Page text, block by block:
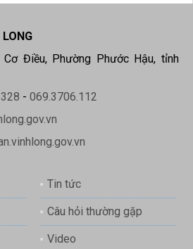
Điều, Phường Phước Hậu, tỉnh
- 069.3706.112
Tin tức
Câu hỏi thường gặp
Video